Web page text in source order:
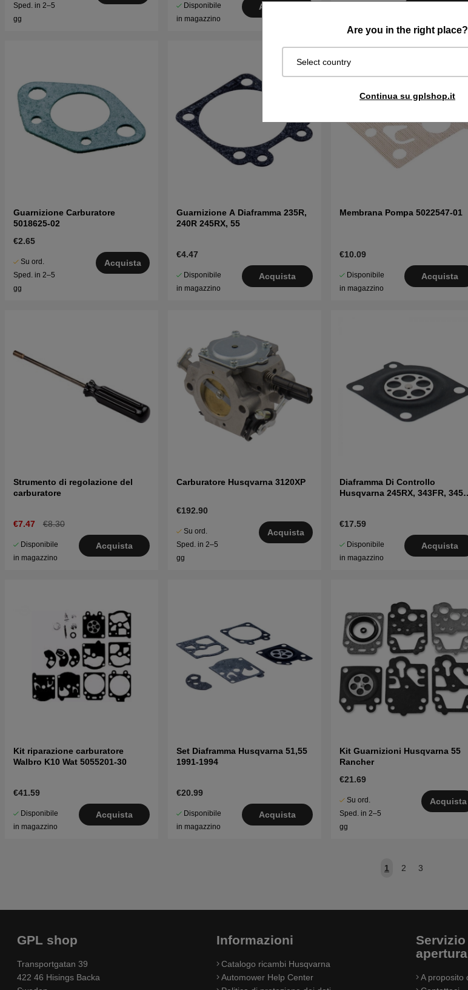
Are you in the right place?
Select country
Continua su gplshop.it
Sped. in 2–5
gg
Disponibile
in magazzino
Acquista
Guarnizione Carburatore
5018625-02
€2.65
Su ord.
Sped. in 2–5
gg
Acquista
Guarnizione A Diaframma 235R,
240R 245RX, 55
€4.47
Disponibile
in magazzino
Acquista
Membrana Pompa 5022547-01
€10.09
Disponibile
in magazzino
Acquista
Strumento di regolazione del
carburatore
€7.47 €8.30
Disponibile
in magazzino
Acquista
Carburatore Husqvarna 3120XP
€192.90
Su ord.
Sped. in 2–5
gg
Acquista
Diaframma Di Controllo
Husqvarna 245RX, 343FR,
€17.59
Disponibile
in magazzino
Acquista
Kit riparazione carburatore
Walbro K10 Wat 5055201-30
€41.59
Disponibile
in magazzino
Acquista
Set Diaframma Husqvarna 51,55
1991-1994
€20.99
Disponibile
in magazzino
Acquista
Kit Guarnizioni Husqvarna 55
Rancher
€21.69
Su ord.
Sped. in 2–5
gg
Acquista
1 2 3
GPL shop
Transportgatan 39
422 46 Hisings Backa
Informazioni
Catalogo ricambi Husqvarna
Automower Help Center
apertura
A proposito